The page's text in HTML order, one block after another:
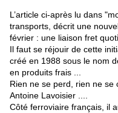
L’article ci-après lu dans
transports, décrit une
février : une liaison fret
Il faut se réjouir de cette
créé en 1988 sous le nom
en produits frais ...
Rien ne se perd, rien ne
Antoine Lavoisier ....
Côté ferroviaire français, il